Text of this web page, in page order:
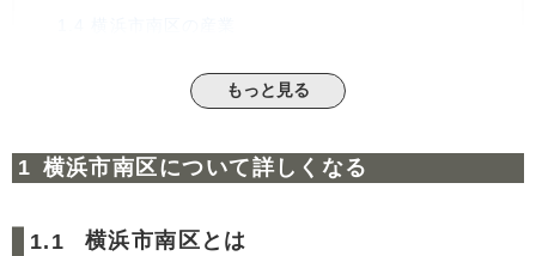
横浜市南区の歴史
横浜市南区の教育
2横浜市南区にある魅力スポット3選！
2.1弘明寺観音
横浜弘明寺商店街
もっと見る
横浜市南区について詳しくなる
横浜市南区とは